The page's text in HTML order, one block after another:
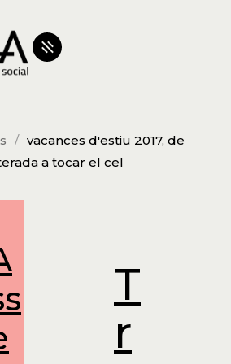
vacances d'estiu 2017, de
a tocar el cel
T
r